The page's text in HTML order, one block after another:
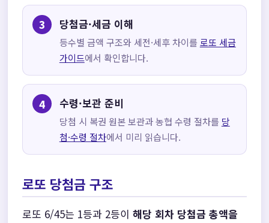
당첨금·세금 이해
등수별 금액 구조와 세전·세후 차이를로또 세금
가이드에서 확인합니다.
수령·보관 준비
당첨 시 복권 원본 보관과 농협 수령 절차를 당
첨·수령 절차에서 미리 읽습니다.
로또 당첨금 구조
로또 6/45는 1등과 2등이 해당 회차 당첨금 총액을